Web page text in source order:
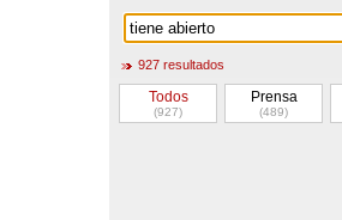
927 resultados
Todos
(927)
Prensa
(489)